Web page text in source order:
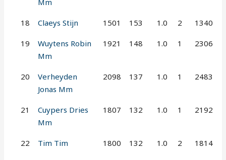
18 Claeys Stijn 1501 153 1.0 2 1340
19
Wuytens Robin
Mm
1921 148 1.0 1 2306
20
Verheyden
Jonas Mm
2098 137 1.0 1 2483
21
Cuypers Dries
Mm
1807 132 1.0 1 2192
22 Tim Tim 1800 132 1.0 2 1814